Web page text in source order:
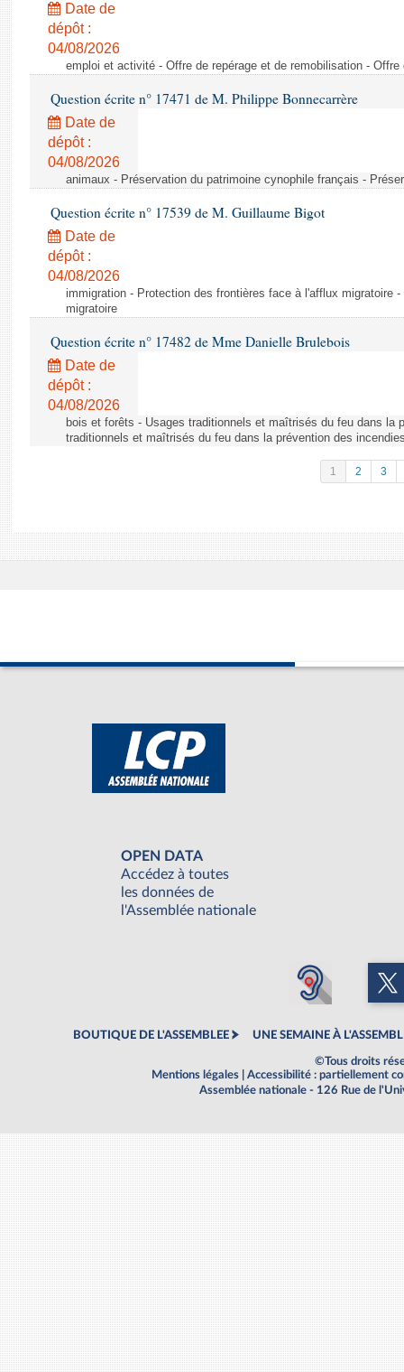
Date de
dépôt :
04/08/2026
emploi et activité - Offre de repérage et de remobilisation -
Question écrite n° 17471 de M. Philippe Bonnecarrère
Date de
dépôt :
04/08/2026
animaux - Préservation du patrimoine cynophile français -
Question écrite n° 17539 de M. Guillaume Bigot
Date de
dépôt :
04/08/2026
immigration - Protection des frontières face à l'afflux migratoire
migratoire
Question écrite n° 17482 de Mme Danielle Brulebois
Date de
dépôt :
04/08/2026
bois et forêts - Usages traditionnels et maîtrisés du feu dans la
traditionnels et maîtrisés du feu dans la prévention des
1 2 3
OPEN DATA
Accédez à toutes
les données de
l'Assemblée nationale
BOUTIQUE DE L'ASSEMBLEE UNE SEMAINE À
©Tous droits
Mentions légales
Accessibilité : partiellement
Assemblée nationale - 126 Rue de